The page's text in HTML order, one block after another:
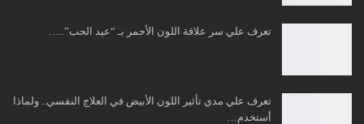
تعرف علي سر علاقة اللون الأحمر بـ “عيد الحب”..…
تعرف علي مدي تأثير اللون الأبيض في العلاج النفسي.. ولماذا
أستخدم…